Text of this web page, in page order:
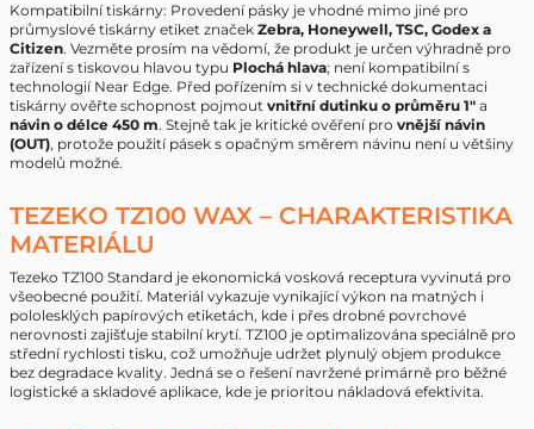
Kompatibilní tiskárny: Provedení pásky je vhodné mimo jiné pro
průmyslové tiskárny etiket značek Zebra, Honeywell, TSC, Godex a
Citizen. Vezměte prosím na vědomí, že produkt je určen výhradně pro
zařízení s tiskovou hlavou typu Plochá hlava; není kompatibilní s
technologií Near Edge. Před pořízením si v technické dokumentaci
tiskárny ověřte schopnost pojmout vnitřní dutinku o průměru 1" a
návin o délce 450 m. Stejně tak je kritické ověření pro vnější návin
(OUT), protože použití pásek s opačným směrem návinu není u většiny
modelů možné.
TEZEKO TZ100 WAX – CHARAKTERISTIKA
MATERIÁLU
Tezeko TZ100 Standard je ekonomická vosková receptura vyvinutá pro
všeobecné použití. Materiál vykazuje vynikající výkon na matných i
pololesklých papírových etiketách, kde i přes drobné povrchové
nerovnosti zajišťuje stabilní krytí. TZ100 je optimalizována speciálně pro
střední rychlosti tisku, což umožňuje udržet plynulý objem produkce
bez degradace kvality. Jedná se o řešení navržené primárně pro běžné
logistické a skladové aplikace, kde je prioritou nákladová efektivita.